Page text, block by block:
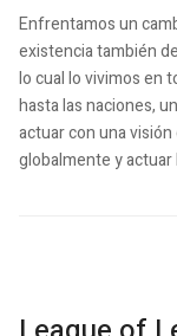
Enfrentamos un
existencia también
lo cual lo vivimos en
hasta las naciones,
actuar con una
globalmente y